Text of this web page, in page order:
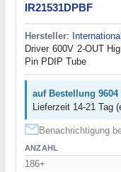
IR21531DPBF
Hersteller:
Driver 600V 2-OUT
Pin PDIP Tube
auf Bestellung 9604
Lieferzeit 14-21 Tag
Benachrichtigung
ANZAHL
186+